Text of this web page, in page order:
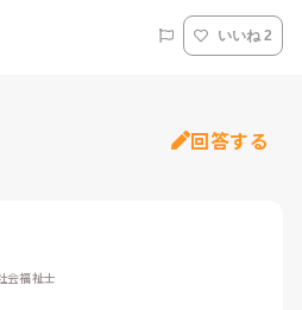
いいね 2
回答する
会福祉士